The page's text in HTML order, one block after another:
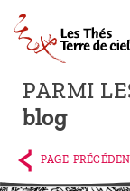
PARMI
blog
Accueil
La
boutique
Terre de
PAGE